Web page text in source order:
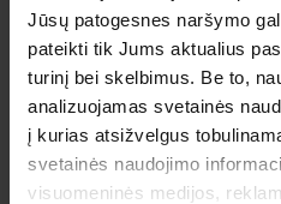
Jūsų patogesnes naršymo
pateikti tik Jums aktualius
turinį bei skelbimus. Be to,
analizuojamas svetainės
į kurias atsižvelgus
svetainės naudojimo
visuomeninės medijos,
Sutinku suprivatumo
Patvirtinu, kad man yra